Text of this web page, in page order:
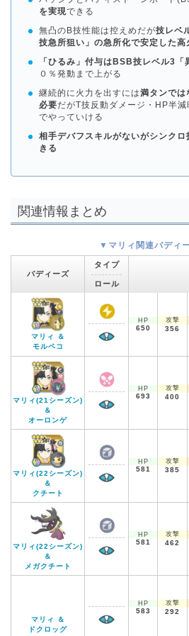
を実現できる
無凸のB技性能は控えめだが技レベ
技急所狙い」の急所化で安定した高
「ひるみ」付与はBSB技レベル3「
０％発動まで上がる
継続的に火力を出すには満タンでは
必要だがT技反動ダメージ・HP半
でやっていける
相手デバフスキルがないがシンク
きる
関連情報まとめ
▼マリィ関連バディ
バディーズ
タイプ
ロール
マリィ ＆
モルペコ
HP
650
攻撃
356
マリィ(21シーズン)
＆
オーロンゲ
HP
693
攻撃
400
マリィ(22シーズン)
＆
クチート
HP
581
攻撃
385
マリィ(22シーズン)
＆
メガクチート
HP
581
攻撃
462
マリィ ＆
ドクロッグ
HP
583
攻撃
292